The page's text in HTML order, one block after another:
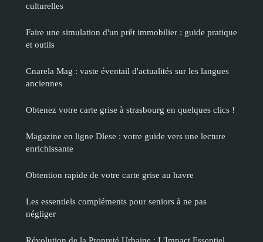
culturelles
Faire une simulation d'un prêt immobilier : guide pratique
et outils
Cnarela Mag : vaste éventail d'actualités sur les langues
anciennes
Obtenez votre carte grise à strasbourg en quelques clics !
Magazine en ligne Dlese : votre guide vers une lecture
enrichissante
Obtention rapide de votre carte grise au havre
Les essentiels compléments pour seniors à ne pas
négliger